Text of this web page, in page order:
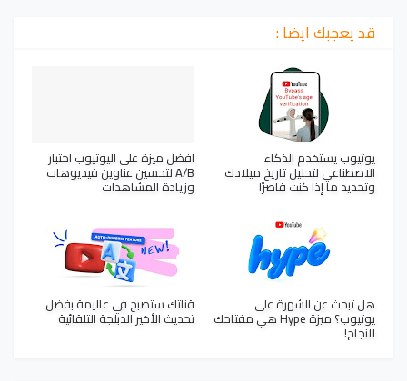
قد يعجبك ايضا :
يوتيوب يستخدم الذكاء
الاصطناعي لتحليل تاريخ ميلادك
وتحديد ما إذا كنت قاصرًا
افضل ميزة على اليوتيوب اختبار
A/B لتحسين عناوين فيديوهات
وزيادة المشاهدات
هل تبحث عن الشهرة على
يوتيوب؟ ميزة Hype هي مفتاحك
للنجاح!
قناتك ستصبح في عاليمة بفضل
تحديث الأخير الدبلجة التلقائية